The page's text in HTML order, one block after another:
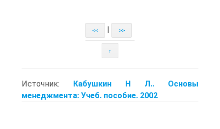
<< >>
↑
Источник: Кабушкин Н Л.. Основы
менеджмента: Учеб. пособие. 2002